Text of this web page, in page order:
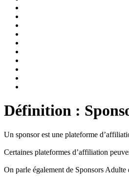
Définition :
Un sponsor est une plateforme
Certaines plateformes d’affiliation
On parle également de Sponsors Adulte